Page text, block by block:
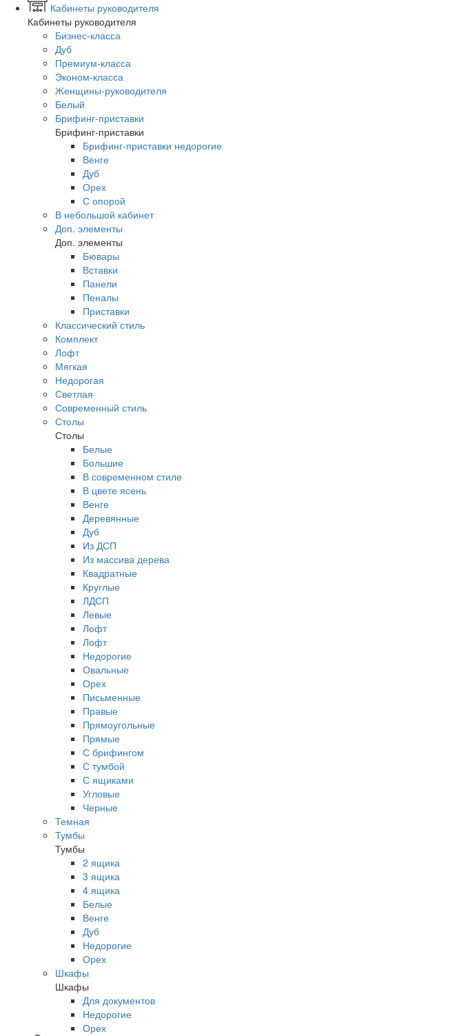
Кабинеты руководителя
Кабинеты руководителя
Бизнес-класса
Дуб
Премиум-класса
Эконом-класса
Женщины-руководителя
Белый
Брифинг-приставки
Брифинг-приставки
Брифинг-приставки недорогие
Венге
Дуб
Орех
С опорой
В небольшой кабинет
Доп. элементы
Доп. элементы
Бювары
Вставки
Панели
Пеналы
Приставки
Классический стиль
Комплект
Лофт
Мягкая
Недорогая
Светлая
Современный стиль
Столы
Столы
Белые
Большие
В современном стиле
В цвете ясень
Венге
Деревянные
Дуб
Из ДСП
Из массива дерева
Квадратные
Круглые
ЛДСП
Левые
Лофт
Лофт
Недорогие
Овальные
Орех
Письменные
Правые
Прямоугольные
Прямые
С брифингом
С тумбой
С ящиками
Угловые
Черные
Темная
Тумбы
Тумбы
2 ящика
3 ящика
4 ящика
Белые
Венге
Дуб
Недорогие
Орех
Шкафы
Шкафы
Для документов
Недорогие
Орех